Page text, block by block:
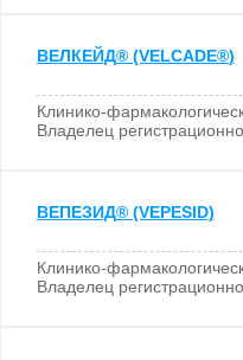
ВЕЛКЕЙД® (VELCADE®)
Клинико-
Владелец
ВЕПЕЗИД® (VEPESID)
Клинико-
Владелец